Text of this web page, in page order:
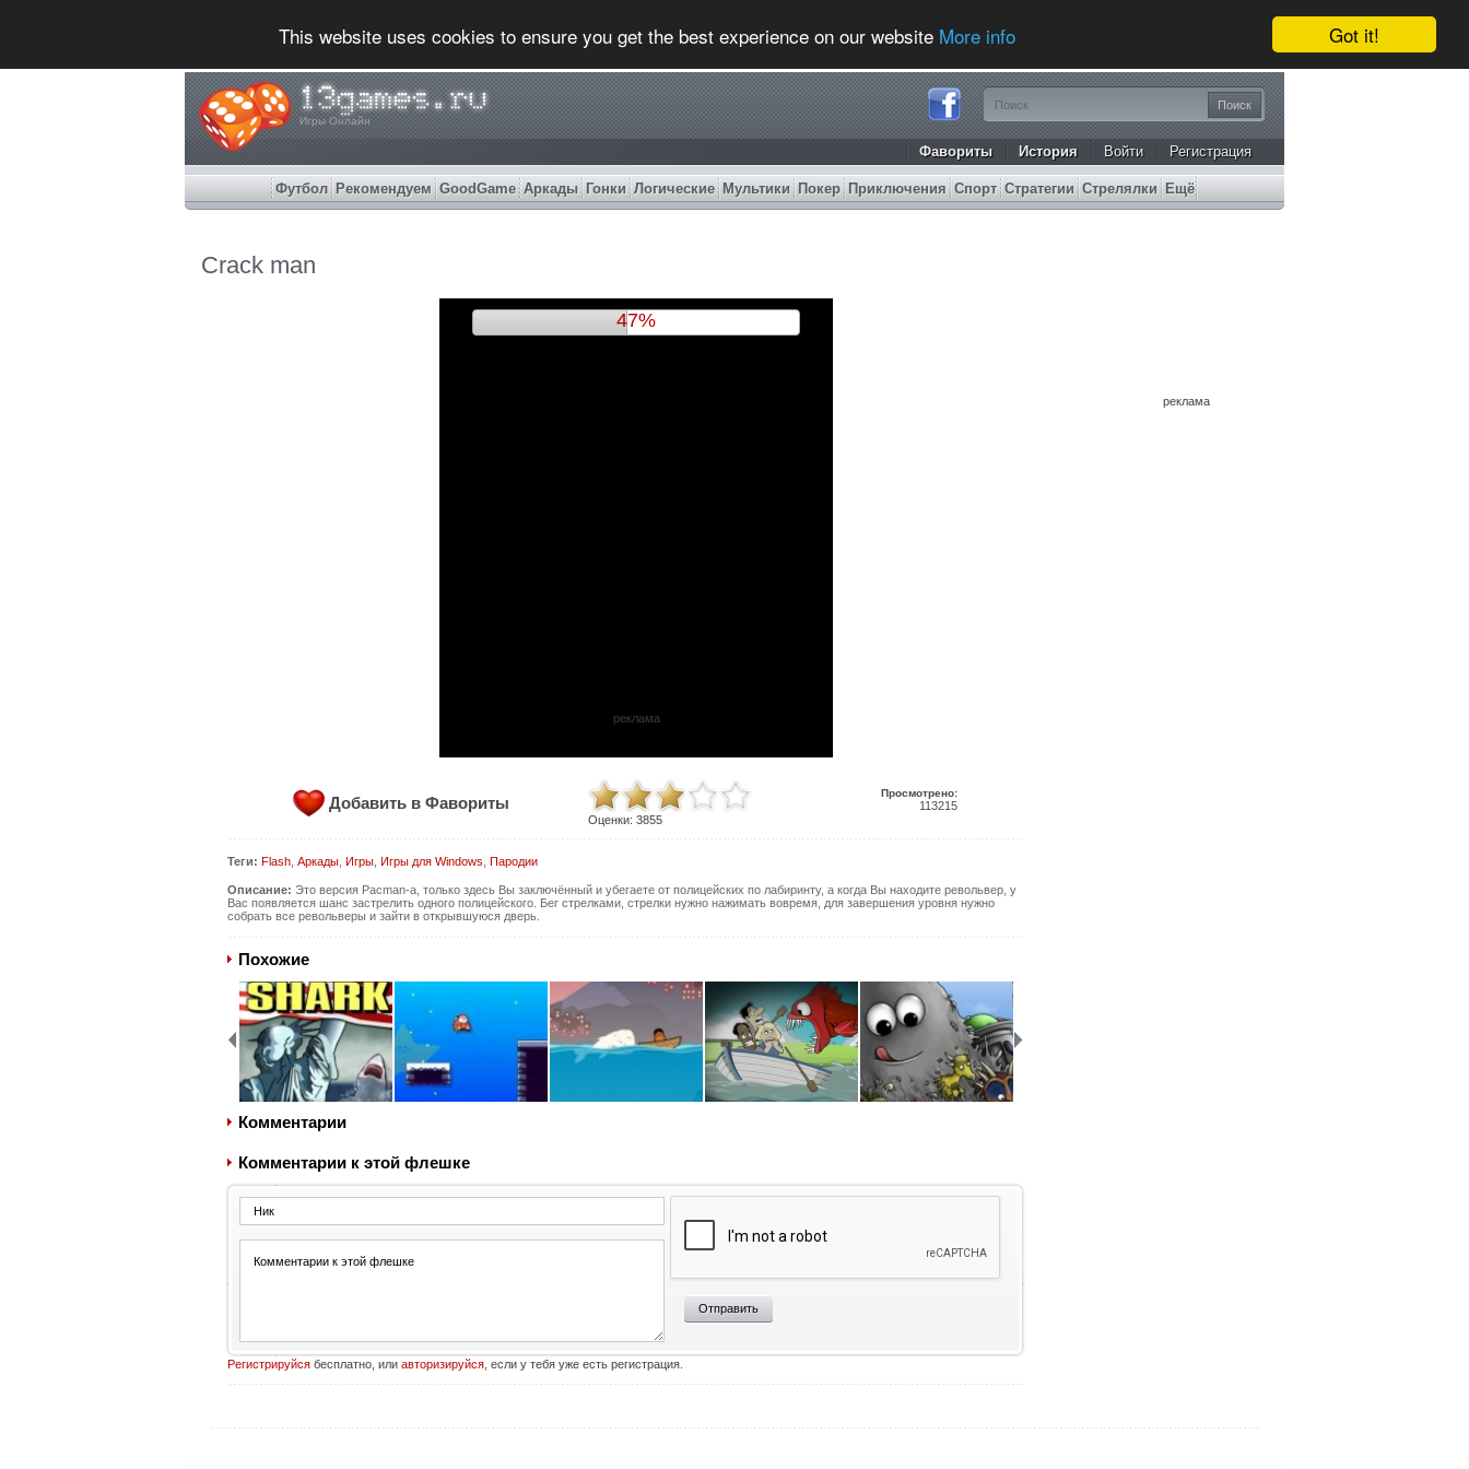
Got it!
This website uses cookies to ensure you get the best experience on our website More info
Игры Онлайн
Фавориты История Войти Регистрация
Футбол Рекомендуем GoodGame Аркады Гонки Логические Мультики Покер Приключения Спорт Стратегии Стрелялки Ещё
Crack man
50%
реклама
Добавить в Фавориты
Оценки: 3855
Просмотрено:
113215
Теги: Flash, Аркады, Игры, Игры для Windows Пародии
Описание: Это версия Paсman-а, только здесь Вы заключённый и убегаете от полицейских по лабиринту, а когда Вы находите револьвер, у
Вас появляется шанс застрелить одного полицейского. Бег стрелками, стрелки нужно нажимать вовремя, для завершения уровня нужно
собрать все револьверы и зайти в открывшуюся дверь.
Похожие
Комментарии
Комментарии к этой флешке
Отправить
Регистрируйсябесплатно, или авторизируйся, если у тебя уже есть регистрация.
реклама